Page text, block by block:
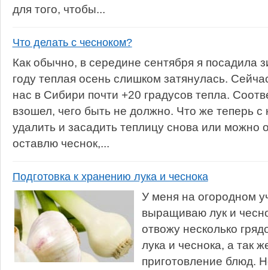
для того, чтобы...
Что делать с чесноком?
Как обычно, в середине сентября я посадила
году теплая осень слишком затянулась.
нас в Сибири почти +20 градусов тепла.
взошел, чего быть не должно. Что же теперь с
удалить и засадить теплицу снова или можно
оставлю чеснок,...
Подготовка к хранению лука и чеснока
У меня на огородном
выращиваю лук и
отвожу несколько
лука и чеснока, а так
приготовление блюд.